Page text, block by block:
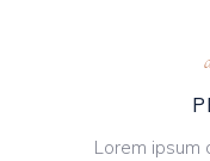
Lorem